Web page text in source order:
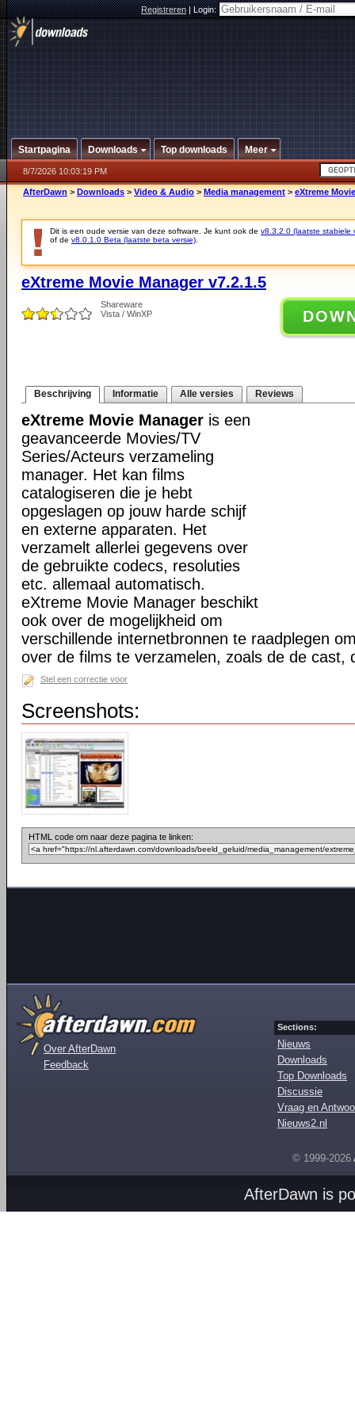
Registreren|Login:
Startpagina Downloads Top downloads Meer
8/7/2026 10:03:19 PM
AfterDawn > Downloads > Video & Audio > Media management > eXtreme
Dit is een oude versie van deze software. Je kunt ook de v8.3.2.0 (laatste stabiele
of de v8.0.1.0 Beta (laatste beta versie)
eXtreme Movie Manager v7.2.1.5
Shareware
Vista / WinXP
Beschrijving Informatie Alle versies Reviews
eXtreme Movie Manager is een
geavanceerde Movies/TV
Series/Acteurs verzameling
manager. Het kan films
catalogiseren die je hebt
opgeslagen op jouw harde schijf
en externe apparaten. Het
verzamelt allerlei gegevens over
de gebruikte codecs, resoluties
etc. allemaal automatisch.
eXtreme Movie Manager beschikt
ook over de mogelijkheid om
verschillende internetbronnen te raadplegen
over de films te verzamelen, zoals de de cast,
Stel een correctie voor
Screenshots:
HTML code om naar deze pagina te linken:
Over AfterDawn
Feedback
Sections:
Nieuws
Downloads
Top Downloads
Discussie
Vraag en
Nieuws2.nl
© 1999-2026
AfterDawn is